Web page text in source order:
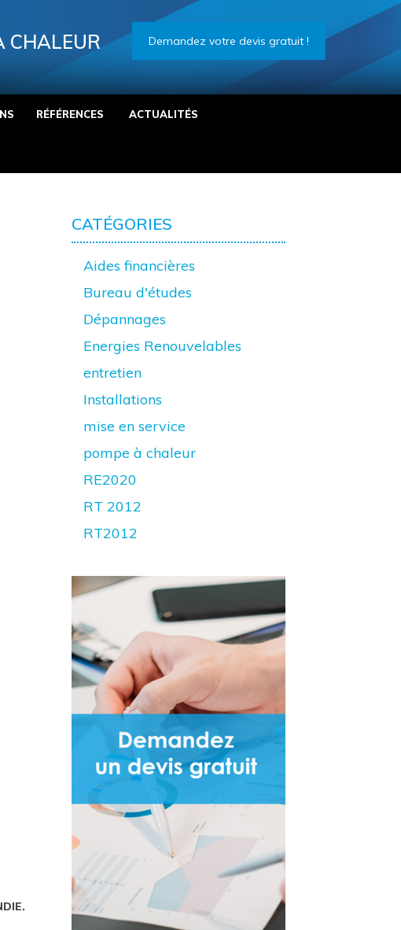
Demandez votre devis gratuit !
CHALEUR
RÉFÉRENCES ACTUALITÉS
CATÉGORIES
Aides financières
Bureau d'études
Dépannages
Energies Renouvelables
entretien
Installations
mise en service
pompe à chaleur
RE2020
RT 2012
RT2012